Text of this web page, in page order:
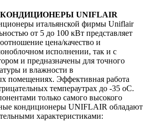
UNIFLAIR
итальянской фирмы Uniflair
от 5 до 100 кВт представляет
цена/качество и
исполнении, так и с
и предназначены для точного
и влажности в
помещениях. Эффективная работа
темпераутрах до -35 oC.
только самого высокого
кондиционеры UNIFLAIR обладают
характеристиками: